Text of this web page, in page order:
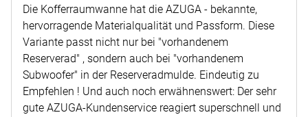
Die Kofferraumwanne hat die AZUGA - bekannte,
hervorragende Materialqualität und Passform. Diese
Variante passt nicht nur bei "vorhandenem
Reserverad" , sondern auch bei "vorhandenem
Subwoofer" in der Reserveradmulde. Eindeutig zu
Empfehlen ! Und auch noch erwähnenswert: Der sehr
gute AZUGA-Kundenservice reagiert superschnell und